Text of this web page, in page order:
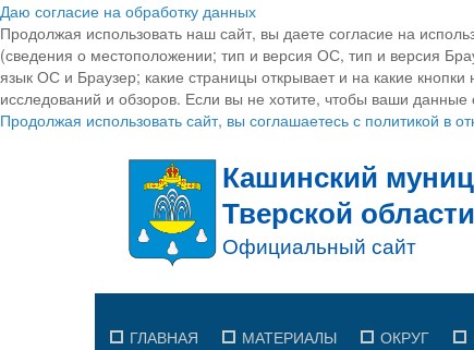
Даю согласие на обработку данных
Продолжая использовать наш сайт, вы даете согласие на
(сведения о местоположении; тип и версия ОС, тип и версия
язык ОС и Браузер; какие страницы открывает и на какие
исследований и обзоров. Если вы не хотите, чтобы ваши данные
Продолжая использовать сайт, вы соглашаетесь с политикой в
ГЛАВНАЯ МАТЕРИАЛЫ ОКРУГ